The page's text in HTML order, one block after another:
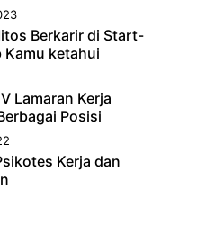
Berkarir di Start-
Kamu ketahui
Lamaran Kerja
Posisi
Kerja dan